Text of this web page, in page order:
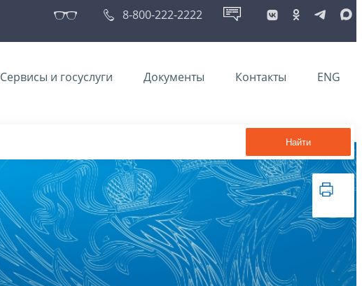
8-800-222-2222
Сервисы и госуслуги Документы Контакты ENG
Найти